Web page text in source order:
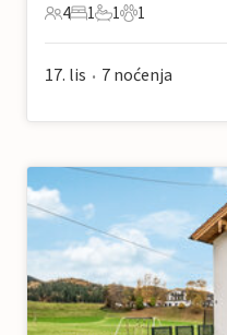
4 Gosti
4
1 Spavaća soba
1
1 Kupaonica
1
1 Kućni
1
17. lis • 7 noćenja